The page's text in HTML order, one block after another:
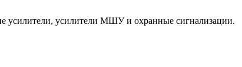
усилители, усилители МШУ и охранные сигнализации.